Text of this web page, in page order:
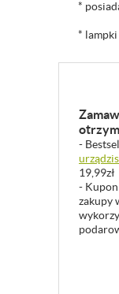
*
* lampki
-
19,99zł
-
zakupy